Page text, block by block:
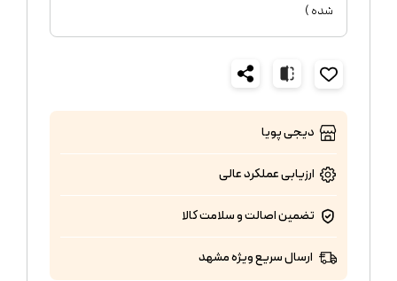
شده )
دیجی پویا
ارزیابی عملکردعالی
تضمین اصالت و سلامت کالا
ارسال سریع ویژه مشهد